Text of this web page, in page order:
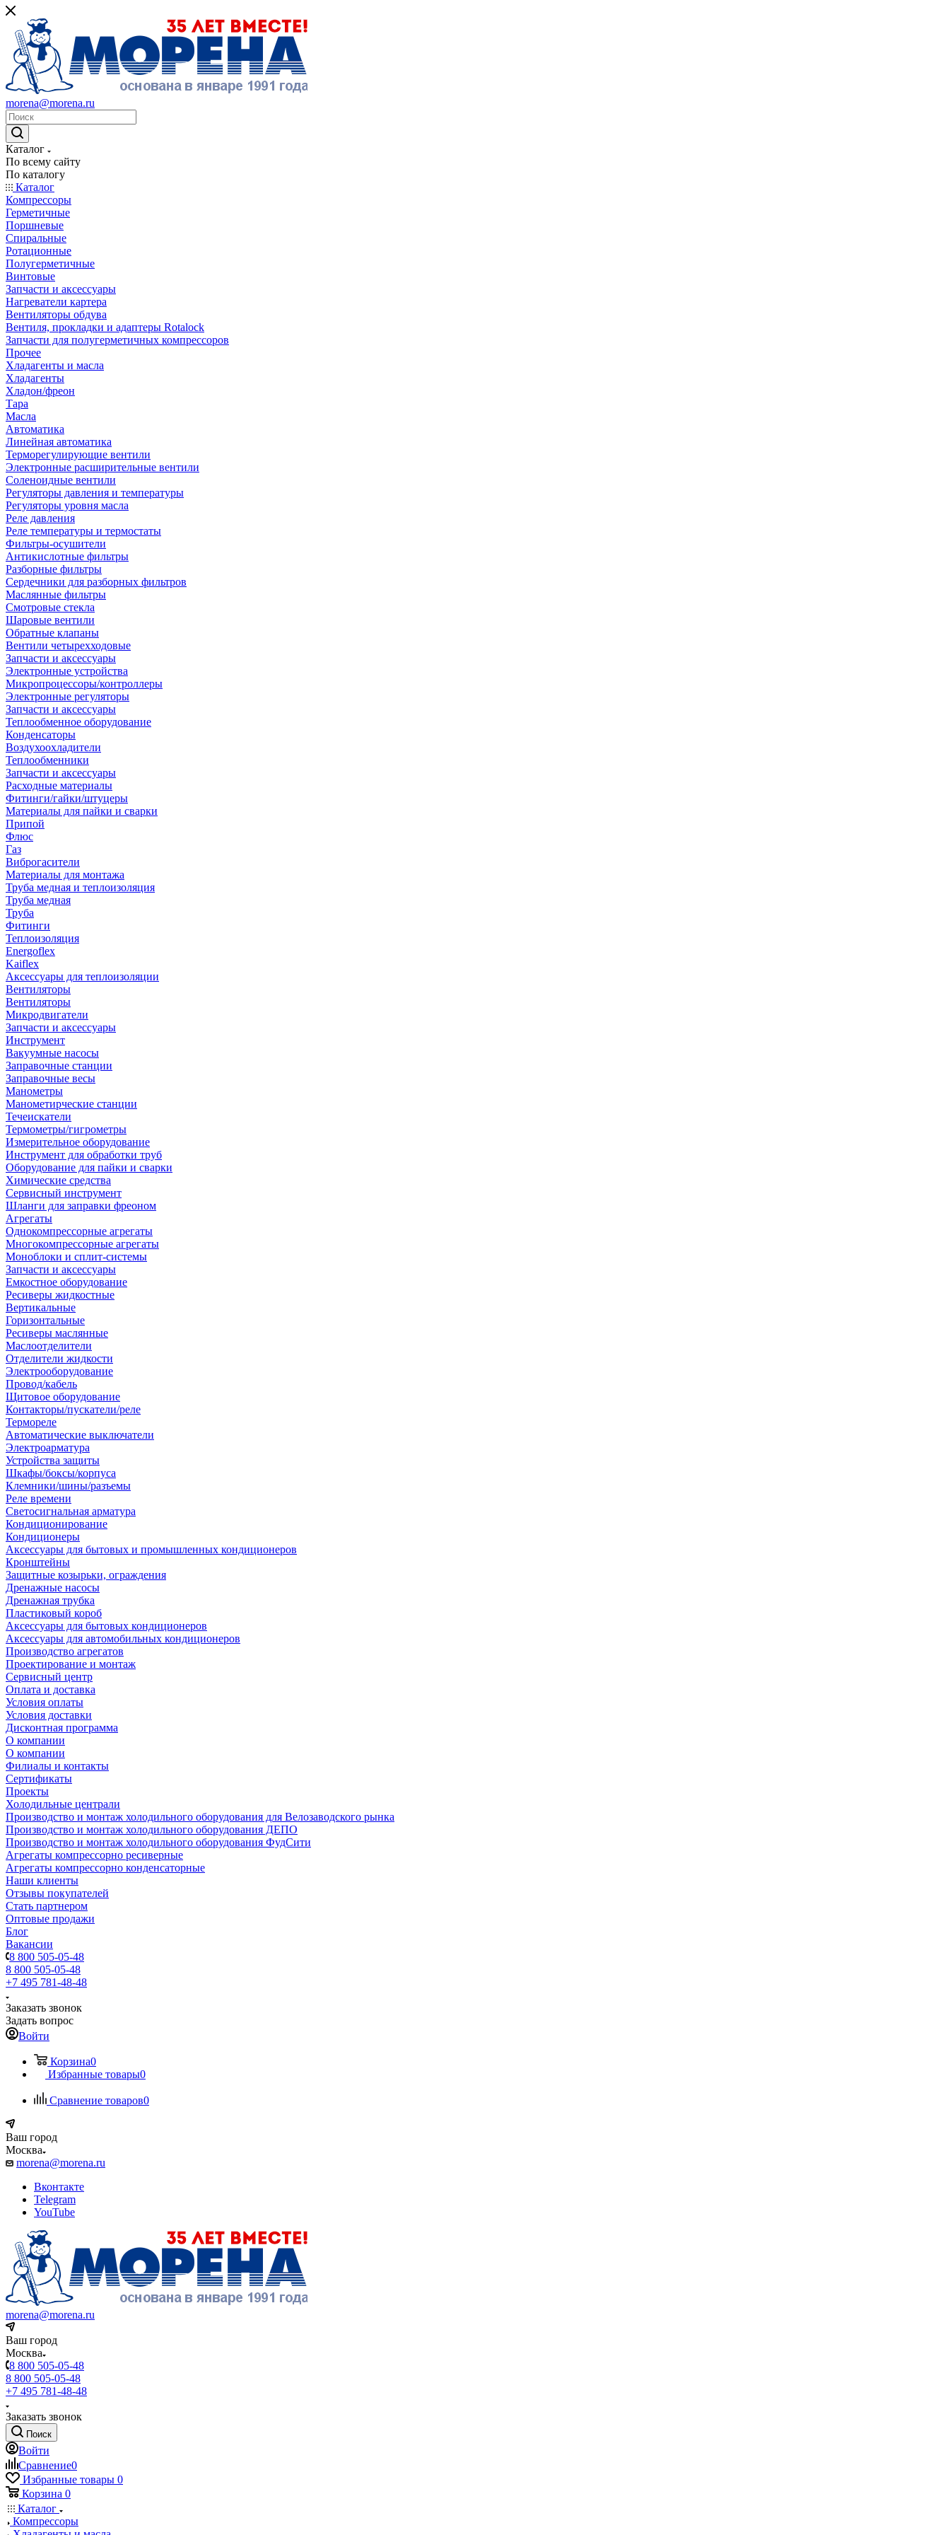
morena@morena.ru
Каталог
По всему сайту
По каталогу
Каталог
Компрессоры
Герметичные
Поршневые
Спиральные
Ротационные
Полугерметичные
Винтовые
Запчасти и аксессуары
Нагреватели картера
Вентиляторы обдува
Вентиля, прокладки и адаптеры Rotalock
Запчасти для полугерметичных компрессоров
Прочее
Хладагенты и масла
Хладагенты
Хладон/фреон
Тара
Масла
Автоматика
Линейная автоматика
Терморегулирующие вентили
Электронные расширительные вентили
Соленоидные вентили
Регуляторы давления и температуры
Регуляторы уровня масла
Реле давления
Реле температуры и термостаты
Фильтры-осушители
Антикислотные фильтры
Разборные фильтры
Сердечники для разборных фильтров
Маслянные фильтры
Смотровые стекла
Шаровые вентили
Обратные клапаны
Вентили четырехходовые
Запчасти и аксессуары
Электронные устройства
Микропроцессоры/контроллеры
Электронные регуляторы
Запчасти и аксессуары
Теплообменное оборудование
Конденсаторы
Воздухоохладители
Теплообменники
Запчасти и аксессуары
Расходные материалы
Фитинги/гайки/штуцеры
Материалы для пайки и сварки
Припой
Флюс
Газ
Виброгасители
Материалы для монтажа
Труба медная и теплоизоляция
Труба медная
Труба
Фитинги
Теплоизоляция
Energoflex
Kaiflex
Аксессуары для теплоизоляции
Вентиляторы
Вентиляторы
Микродвигатели
Запчасти и аксессуары
Инструмент
Вакуумные насосы
Заправочные станции
Заправочные весы
Манометры
Манометирческие станции
Течеискатели
Термометры/гигрометры
Измерительное оборудование
Инструмент для обработки труб
Оборудование для пайки и сварки
Химические средства
Сервисный инструмент
Шланги для заправки фреоном
Агрегаты
Однокомпрессорные агрегаты
Многокомпрессорные агрегаты
Моноблоки и сплит-системы
Запчасти и аксессуары
Емкостное оборудование
Ресиверы жидкостные
Вертикальные
Горизонтальные
Ресиверы маслянные
Маслоотделители
Отделители жидкости
Электрооборудование
Провод/кабель
Щитовое оборудование
Контакторы/пускатели/реле
Термореле
Автоматические выключатели
Электроарматура
Устройства защиты
Шкафы/боксы/корпуса
Клемники/шины/разъемы
Реле времени
Светосигнальная арматура
Кондиционирование
Кондиционеры
Аксессуары для бытовых и промышленных кондиционеров
Кронштейны
Защитные козырьки, ограждения
Дренажные насосы
Дренажная трубка
Пластиковый короб
Аксессуары для бытовых кондиционеров
Аксессуары для автомобильных кондиционеров
Производство агрегатов
Проектирование и монтаж
Сервисный центр
Оплата и доставка
Условия оплаты
Условия доставки
Дисконтная программа
О компании
О компании
Филиалы и контакты
Сертификаты
Проекты
Холодильные централи
Производство и монтаж холодильного оборудования для Велозаводского рынка
Производство и монтаж холодильного оборудования ДЕПО
Производство и монтаж холодильного оборудования ФудСити
Агрегаты компрессорно ресиверные
Агрегаты компрессорно конденсаторные
Наши клиенты
Отзывы покупателей
Стать партнером
Оптовые продажи
Блог
Вакансии
8 800 505-05-48
8 800 505-05-48
+7 495 781-48-48
Заказать звонок
Задать вопрос
Войти
Корзина0
Избранные товары0
Сравнение товаров0
Ваш город
Москва
morena@morena.ru
Вконтакте
Telegram
YouTube
morena@morena.ru
Ваш город
Москва
8 800 505-05-48
8 800 505-05-48
+7 495 781-48-48
Заказать звонок
Поиск
Войти
Сравнение0
Избранные товары 0
Корзина 0
Каталог
Компрессоры